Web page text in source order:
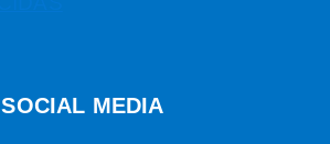
SOCIAL MEDIA